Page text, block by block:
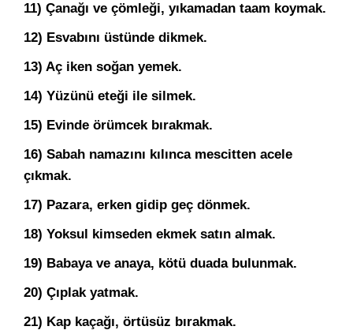
11) Çanağı ve çömleği, yıkamadan taam koymak.
12) Esvabını üstünde dikmek.
13) Aç iken soğan yemek.
14) Yüzünü eteği ile silmek.
15) Evinde örümcek bırakmak.
16) Sabah namazını kılınca mescitten acele
çıkmak.
17) Pazara, erken gidip geç dönmek.
18) Yoksul kimseden ekmek satın almak.
19) Babaya ve anaya, kötü duada bulunmak.
20) Çıplak yatmak.
21) Kap kaçağı, örtüsüz bırakmak.